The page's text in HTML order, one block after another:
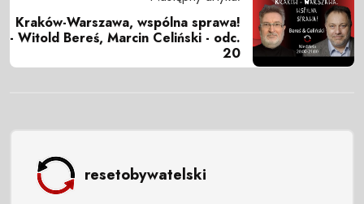
Kraków-Warszawa, wspólna sprawa!
- Witold Bereś, Marcin Celiński - odc.
20
resetobywatelski